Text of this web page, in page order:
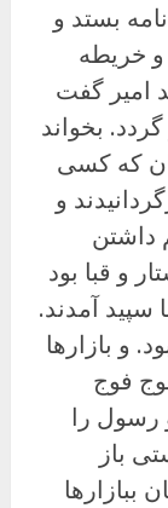
بستد و
و خریطه
امیر گفت
بخواند
که کسی
و
داشتن
و قبا بود
سپید آمدند.
و بازارها
فوج
رسول را
باز
ببازارها